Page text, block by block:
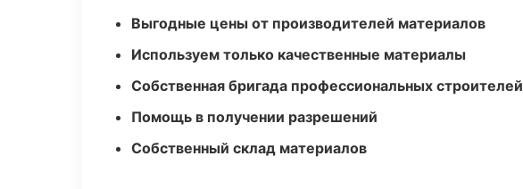
Выгодные цены от производителей материалов
Используем только качественные материалы
Собственная бригада профессиональных строителей
Помощь в получении разрешений
Собственный склад материалов